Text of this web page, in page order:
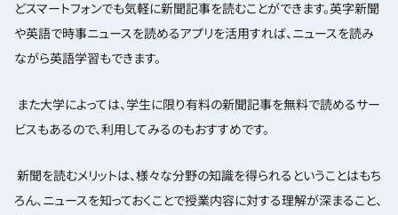
どスマートフォンでも気軽に新聞記事を読むことができます。英字新聞
や英語で時事ニュースを読めるアプリを活用すれば、ニュースを読み
ながら英語学習もできます。
また大学によっては、学生に限り有料の新聞記事を無料で読めるサー
ビスもあるので、利用してみるのもおすすめです。
新聞を読むメリットは、様々な分野の知識を得られるということはもち
ろん、ニュースを知っておくことで授業内容に対する理解が深まること、